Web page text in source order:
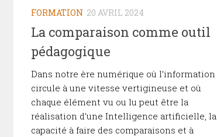
FORMATION 20 AVRIL 2024
La comparaison comme outil
pédagogique
Dans notre ère numérique où l’information
circule à une vitesse vertigineuse et où
chaque élément vu ou lu peut être la
réalisation d’une Intelligence artificielle, la
capacité à faire des comparaisons et à